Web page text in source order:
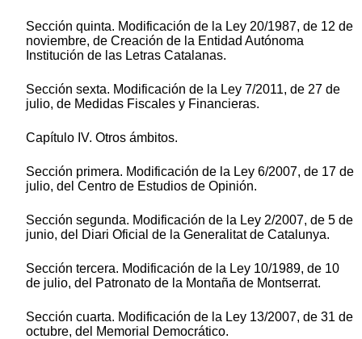
Sección quinta. Modificación de la Ley 20/1987, de 12 de
noviembre, de Creación de la Entidad Autónoma
Institución de las Letras Catalanas.
Sección sexta. Modificación de la Ley 7/2011, de 27 de
julio, de Medidas Fiscales y Financieras.
Capítulo IV. Otros ámbitos.
Sección primera. Modificación de la Ley 6/2007, de 17 de
julio, del Centro de Estudios de Opinión.
Sección segunda. Modificación de la Ley 2/2007, de 5 de
junio, del Diari Oficial de la Generalitat de Catalunya.
Sección tercera. Modificación de la Ley 10/1989, de 10
de julio, del Patronato de la Montaña de Montserrat.
Sección cuarta. Modificación de la Ley 13/2007, de 31 de
octubre, del Memorial Democrático.